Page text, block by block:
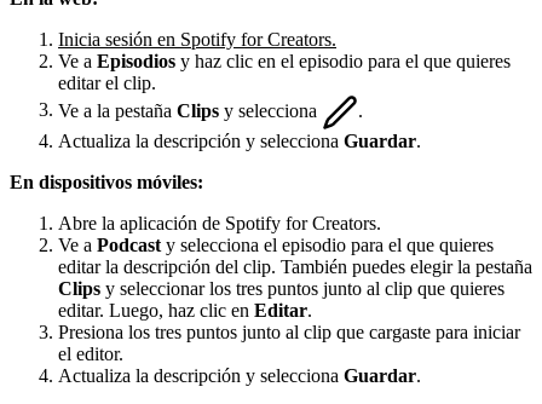
Inicia sesión en Spotify for Creators.
Ve a Episodios y haz clic en el episodio para el que quieres
editar el clip.
Ve a la pestaña Clips y selecciona
Actualiza la descripción y selecciona Guardar.
En dispositivos móviles:
Abre la aplicación de Spotify for Creators.
Ve a Podcast y selecciona el episodio para el que quieres
editar la descripción del clip. También puedes elegir la pestaña
Clips y seleccionar los tres puntos junto al clip que quieres
editar. Luego, haz clic en Editar.
Presiona los tres puntos junto al clip que cargaste para iniciar
el editor.
Actualiza la descripción y selecciona Guardar.